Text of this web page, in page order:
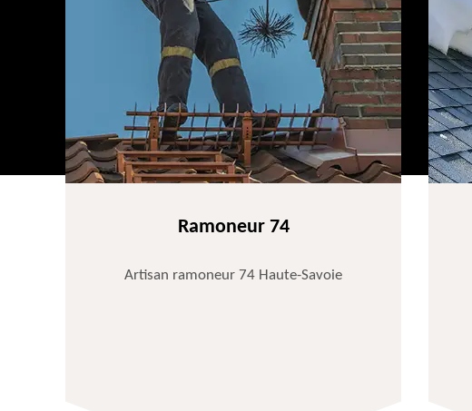
Ramoneur 74
Artisan ramoneur 74 Haute-Savoie